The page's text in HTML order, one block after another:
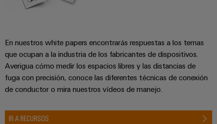
En nuestros white papers encontrarás respuestas a los temas
que ocupan a la industria de los fabricantes de dispositivos.
Averigua cómo medir los espacios libres y las distancias de
fuga con precisión, conoce las diferentes técnicas de conexión
de conductor o mira nuestros vídeos de manejo.
IR A RECURSOS